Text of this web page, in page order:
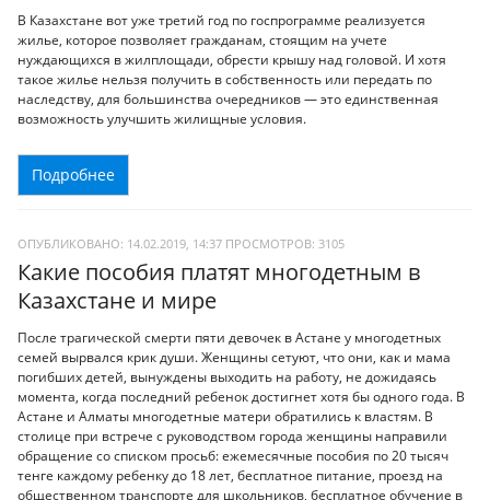
В Казахстане вот уже третий год по госпрограмме реализуется
жилье, которое позволяет гражданам, стоящим на учете
нуждающихся в жилплощади, обрести крышу над головой. И хотя
такое жилье нельзя получить в собственность или передать по
наследству, для большинства очередников — это единственная
возможность улучшить жилищные условия.
Подробнее
ОПУБЛИКОВАНО: 14.02.2019, 14:37 ПРОСМОТРОВ: 3105
Какие пособия платят многодетным в
Казахстане и мире
После трагической смерти пяти девочек в Астане у многодетных
семей вырвался крик души. Женщины сетуют, что они, как и мама
погибших детей, вынуждены выходить на работу, не дожидаясь
момента, когда последний ребенок достигнет хотя бы одного года. В
Астане и Алматы многодетные матери обратились к властям. В
столице при встрече с руководством города женщины направили
обращение со списком просьб: ежемесячные пособия по 20 тысяч
тенге каждому ребенку до 18 лет, бесплатное питание, проезд на
общественном транспорте для школьников, бесплатное обучение в